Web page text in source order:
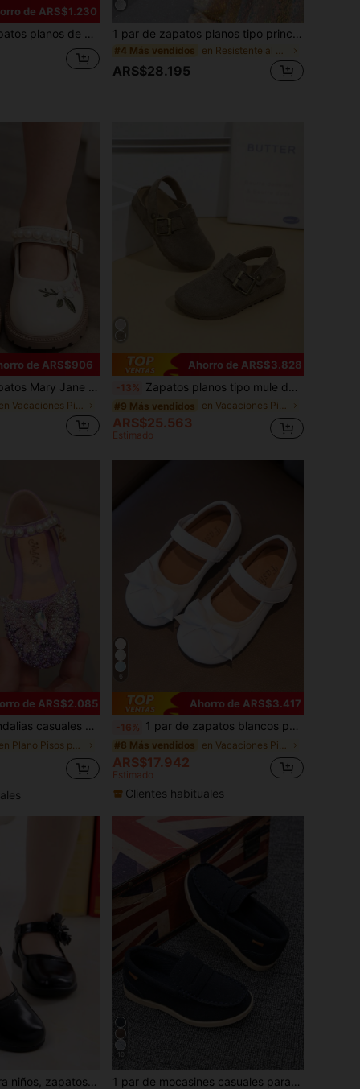
de ARS$1.230
para niñas, simples y de moda para uso en exteriores, escuela, actuaciones, todo el año 1 par de zapatos planos tipo princesa con decoración de perlas, versátiles y apropiados para todas las estaciones para niñas
#4 Más vendidos
ARS$28.195
de ARS$906
niñas, zapatos de suela blanda de moda, adecuados para niñas de 3-12 años
en Vacaciones Pisos para niños
Ahorro de ARS$3.828
-13% Zapatos planos tipo mule de slip-on para niñas/niños, adecuados para todas las estaciones
#9 Más vendidos en Vacaciones Pisos para niños
ARS$25.563
Estimado
de ARS$2.085
cordones para niñas pequeñas y grandes, adecuados para vacaciones, fiestas, primavera y verano
en Plano Pisos para niños
Ahorro de ARS$3.417
-16% 1 par de zapatos blancos para niñas estilo nuevo 2026, zapatos planos con suela blanda antideslizante, talla 21-35, zapatos de princesa blancos, zapatillas blancas, zapatos pequeños
#8 Más vendidos
ARS$17.942
Estimado
Clientes habituales
zapatos de una sola pierna con suela blanda y cierre de gancho y bucle con lazo, zapatos de actuación para bebés y escuela primaria en color negro 1 par de mocasines casuales para niños, aptos para uso al aire libre en primavera/otoño, zapatos planos con costuras transpirables y antideslizantes